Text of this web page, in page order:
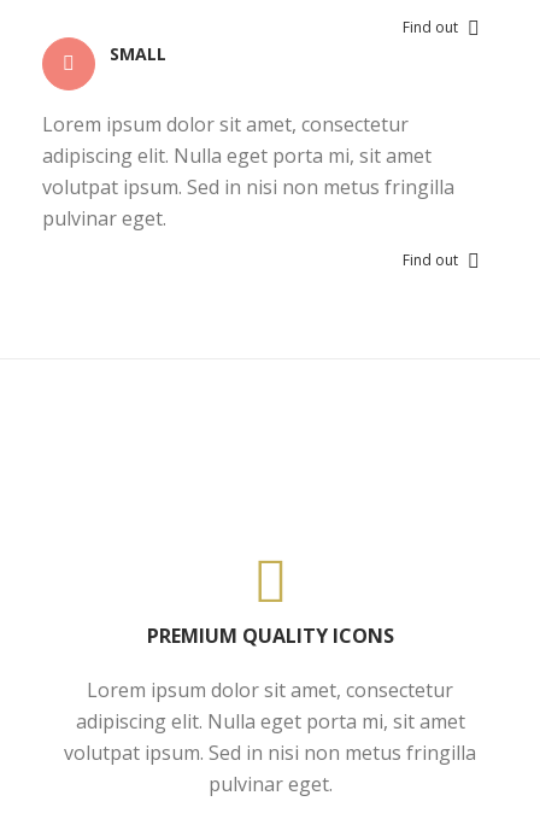
Find out
SMALL
Lorem ipsum dolor sit amet, consectetur
adipiscing elit. Nulla eget porta mi, sit amet
volutpat ipsum. Sed in nisi non metus fringilla
pulvinar eget.
Find out
PREMIUM QUALITY ICONS
Lorem ipsum dolor sit amet, consectetur
adipiscing elit. Nulla eget porta mi, sit amet
volutpat ipsum. Sed in nisi non metus fringilla
pulvinar eget.